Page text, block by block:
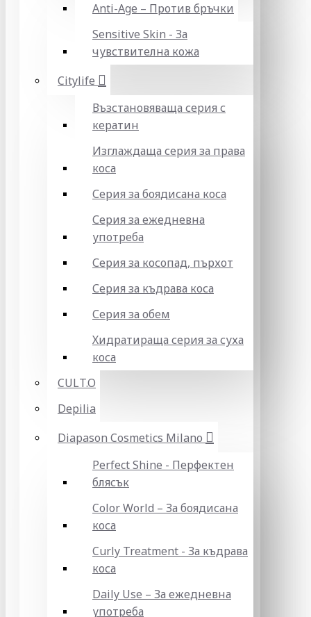
Anti-Age – Против бръчки
Sensitive Skin - За
чувствителна кожа
Citylife
Възстановяваща серия с
кератин
Изглаждаща серия за права
коса
Серия за боядисана коса
Серия за ежедневна
употреба
Серия за косопад, пърхот
Серия за къдрава коса
Серия за обем
Хидратираща серия за суха
коса
CULT.O
Depilia
Diapason Cosmetics Milano
Perfect Shine - Перфектен
блясък
Color World – За боядисана
коса
Curly Treatment - За къдрава
коса
Daily Use – За ежедневна
употреба